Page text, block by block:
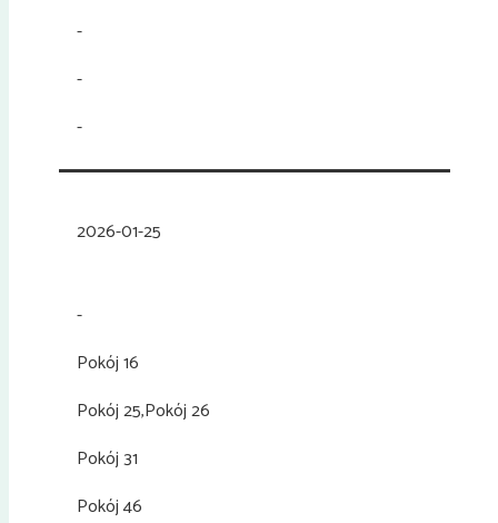
-
-
-
2026-01-25
-
Pokój 16
Pokój 25,Pokój 26
Pokój 31
Pokój 46